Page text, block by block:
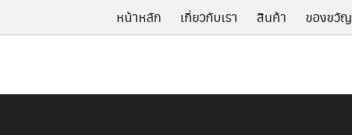
หน้าหลัก เกี่ยวกับเรา สินค้า ของขวั